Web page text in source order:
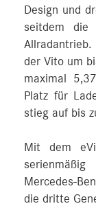
Design und
seitdem die
Allradantrieb.
der Vito um
maximal
Platz für
stieg auf bis
Mit dem
die dritte